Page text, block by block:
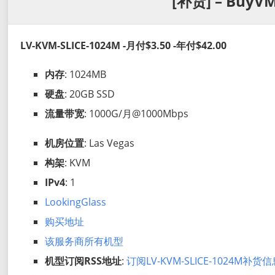
LV-KVM-SLICE-1024M -月付$3.50 -年付$42.00
内存: 1024MB
硬盘: 20GB SSD
流量带宽: 1000G/月@1000Mbps
机房位置: Las Vegas
构架: KVM
IPv4: 1
LookingGlass
购买地址
该服务商所有机型
机型订阅RSS地址:订阅LV-KVM-SLICE-1024M补货信